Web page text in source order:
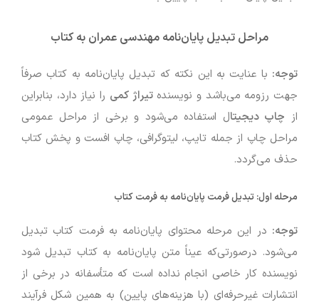
مراحل تبدیل پایان‌نامه مهندسی عمران به کتاب
توجه: با عنایت به این نکته که تبدیل پایان‌نامه به کتاب صرفاً
جهت رزومه می‌باشد و نویسندهتیراژ کمی را نیاز دارد، بنابراین
از چاپ دیجیتال استفاده می‌شود و برخی از مراحل عمومی
مراحل چاپ از جمله تایپ، لیتوگرافی، چاپ افست و پخش کتاب
حذف می‌گردد.
مرحله اول: تبدیل فرمت پایان‌نامه به فرمت کتاب
توجه: در این مرحله محتوای پایان‌نامه به فرمت کتاب تبدیل
می‌شود. درصورتی‌که عیناً متن پایان‌نامه به کتاب تبدیل شود
نویسنده کار خاصی انجام نداده است که متأسفانه در برخی از
انتشارات غیرحرفه‌ای (با هزینه‌های پایین) به همین شکل فرآیند